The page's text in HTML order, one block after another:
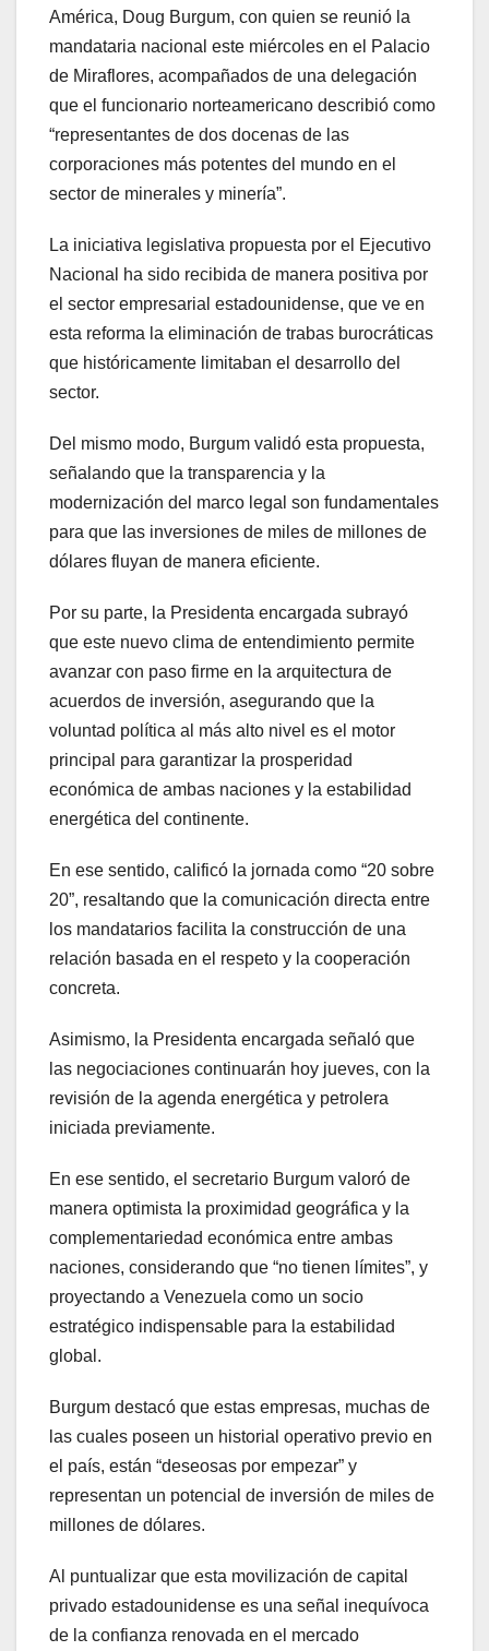
América, Doug Burgum, con quien se reunió la
mandataria nacional este miércoles en el Palacio
de Miraflores, acompañados de una delegación
que el funcionario norteamericano describió como
“representantes de dos docenas de las
corporaciones más potentes del mundo en el
sector de minerales y minería”.
La iniciativa legislativa propuesta por el Ejecutivo
Nacional ha sido recibida de manera positiva por
el sector empresarial estadounidense, que ve en
esta reforma la eliminación de trabas burocráticas
que históricamente limitaban el desarrollo del
sector.
Del mismo modo, Burgum validó esta propuesta,
señalando que la transparencia y la
modernización del marco legal son fundamentales
para que las inversiones de miles de millones de
dólares fluyan de manera eficiente.
Por su parte, la Presidenta encargada subrayó
que este nuevo clima de entendimiento permite
avanzar con paso firme en la arquitectura de
acuerdos de inversión, asegurando que la
voluntad política al más alto nivel es el motor
principal para garantizar la prosperidad
económica de ambas naciones y la estabilidad
energética del continente.
En ese sentido, calificó la jornada como “20 sobre
20”, resaltando que la comunicación directa entre
los mandatarios facilita la construcción de una
relación basada en el respeto y la cooperación
concreta.
Asimismo, la Presidenta encargada señaló que
las negociaciones continuarán hoy jueves, con la
revisión de la agenda energética y petrolera
iniciada previamente.
En ese sentido, el secretario Burgum valoró de
manera optimista la proximidad geográfica y la
complementariedad económica entre ambas
naciones, considerando que “no tienen límites”, y
proyectando a Venezuela como un socio
estratégico indispensable para la estabilidad
global.
Burgum destacó que estas empresas, muchas de
las cuales poseen un historial operativo previo en
el país, están “deseosas por empezar” y
representan un potencial de inversión de miles de
millones de dólares.
Al puntualizar que esta movilización de capital
privado estadounidense es una señal inequívoca
de la confianza renovada en el mercado